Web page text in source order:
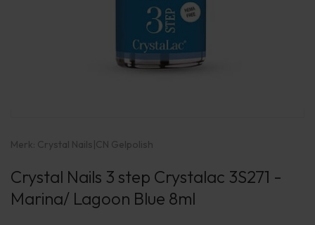
Merk: Crystal Nails|CN Gelpolish
Crystal Nails 3 step Crystalac 3S271 -
Marina/ Lagoon Blue 8ml